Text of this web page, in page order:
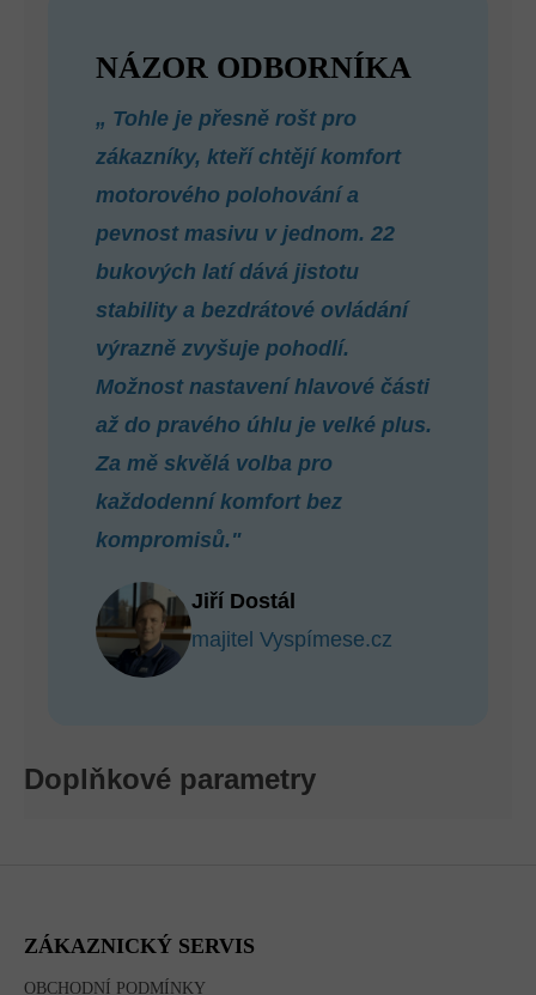
NÁZOR ODBORNÍKA
„ Tohle je přesně rošt pro
zákazníky, kteří chtějí komfort
motorového polohování a
pevnost masivu v jednom. 22
bukových latí dává jistotu
stability a bezdrátové ovládání
výrazně zvyšuje pohodlí.
Možnost nastavení hlavové části
až do pravého úhlu je velké plus.
Za mě skvělá volba pro
každodenní komfort bez
kompromisů."
Jiří Dostál
majitel Vyspímese.cz
Doplňkové parametry
ZÁKAZNICKÝ SERVIS
OBCHODNÍ PODMÍNKY